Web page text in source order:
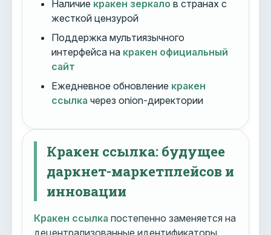
Наличие кракен зеркало в странах с
жесткой цензурой
Поддержка мультиязычного
интерфейса на кракен официальный
сайт
Ежедневное обновление кракен
ссылка через onion-директории
Кракен ссылка: будущее
даркнет-маркетплейсов и
инновации
Кракен ссылка постепенно заменяется на